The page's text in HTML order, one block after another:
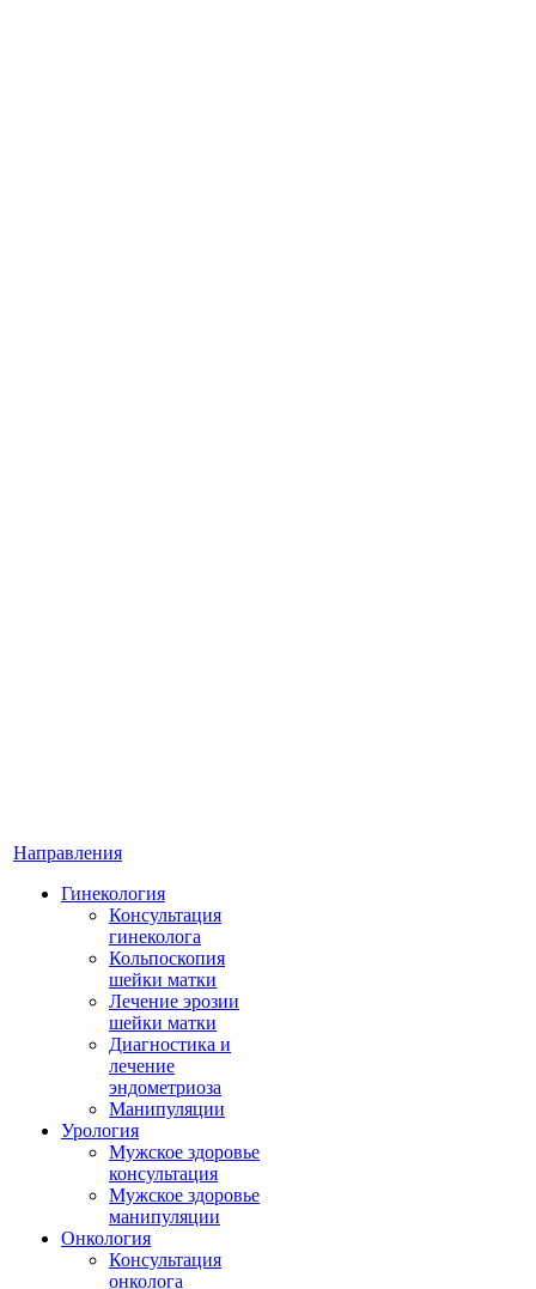
Направления
Гинекология
Консультация
гинеколога
Кольпоскопия
шейки матки
Лечение эрозии
шейки матки
Диагностика и
лечение
эндометриоза
Манипуляции
Урология
Мужское здоровье
консультация
Мужское здоровье
манипуляции
Онкология
Консультация
онколога